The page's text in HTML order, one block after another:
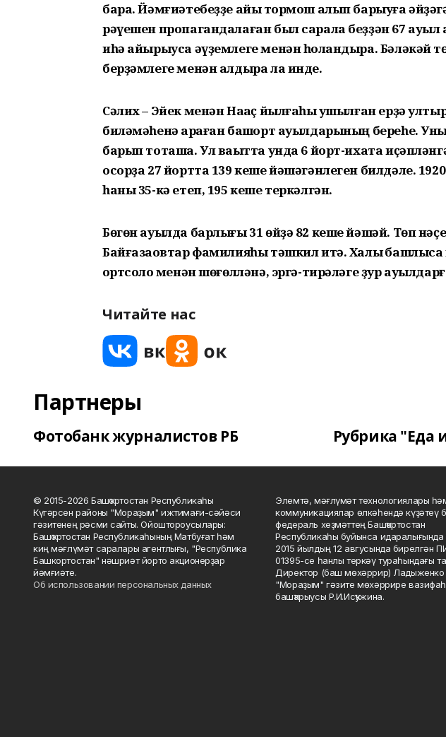
бара. Йәмғиәтебеҙҙе айыҡ тормош алып барыуға
рәүешен пропагандалаған был сарала беҙҙән 67 ауыл
иһә айырыуса әүҙемлеге менән һоҡландыра. Бәләкәй
берҙәмлеге менән алдыра ла инде.
Сәлих – Эйек менән Наҡаҫ йылғаһы ҡушылған ерҙә
биләмәһенә ҡараған башҡорт ауылдарының береһе.
барып тоташа. Ул ваҡытта унда 6 йорт-ихата
осорҙа 27 йортта 139 кеше йәшәгәнлеген билдәле.
һаны 35-кә етеп, 195 кеше теркәлгән.
Бөгөн ауылда барлығы 31 өйҙә 82 кеше йәшәй. Төп
Байғазаҡовтар фамилияһы тәшкил итә. Халыҡ башлыса
ҡортсолоҡ менән шөғөлләнә, эргә-тирәләге ҙур
Читайте нас
Партнеры
Фотобанк журналистов РБ Рубрика "Еда
© 2015-2026 Башҡортостан Республикаһы
Күгәрсен районы "Мораҙым" ижтимағи-сәйәси
гәзитенең рәсми сайты. Ойоштороусылары:
Башҡортостан Республикаһының Матбуғат һәм
киң мәғлүмәт саралары агентлығы, "Республика
Башкортостан" нәшриәт йорто акционерҙар
йәмғиәте.
Об использовании персональных данных
Элемтә, мәғлүмәт технологиялары
коммуникациялар өлкәһендә күҙәтеү
федераль хеҙмәттең Башҡортостан
Республикаһы буйынса идаралығында
2015 йылдың 12 авгусында бирелгән
01395-се һанлы теркәү тураһындағы
Директор (баш мөхәррир) Ладыженко
"Мораҙым" гәзите мөхәррире
башҡарыусы Р.И.Исҡужина.